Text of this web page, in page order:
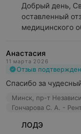
Добрый день,
оставленный
медицинского
Анастасия
11 марта 2026
Отзыв подтвержден
Спасибо за
Минск, пр-т
Гончарова С. А. -
ЛОДЭ